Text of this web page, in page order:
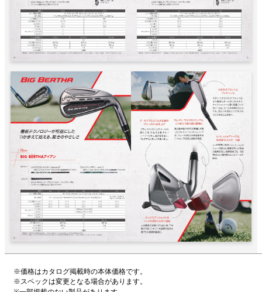
※価格はカタログ掲載時の本体価格です。
※スペックは変更となる場合があります。